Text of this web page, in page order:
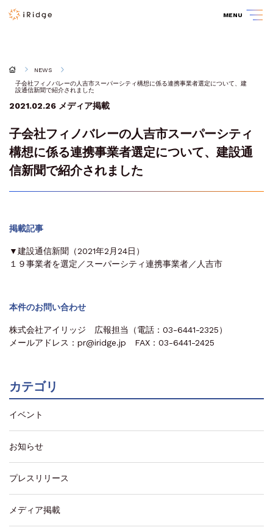
MENU
NEWS
子会社フィノバレーの人吉市スーパーシティ構想に係る連携事業者選定について、建
設通信新聞で紹介されました
2021.02.26 メディア掲載
子会社フィノバレーの人吉市スーパーシティ
構想に係る連携事業者選定について、建設通
信新聞で紹介されました
掲載記事
▼建設通信新聞（2021年2月24日）
１９事業者を選定／スーパーシティ連携事業者／人吉市
本件のお問い合わせ
株式会社アイリッジ 広報担当（電話：03-6441-2325）
メールアドレス：pr@iridge.jp FAX：03-6441-2425
カテゴリ
イベント
お知らせ
プレスリリース
メディア掲載